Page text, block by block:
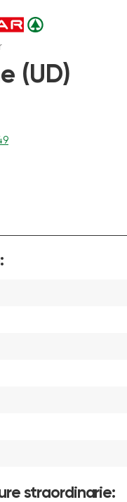
(UD)
straordinarie: